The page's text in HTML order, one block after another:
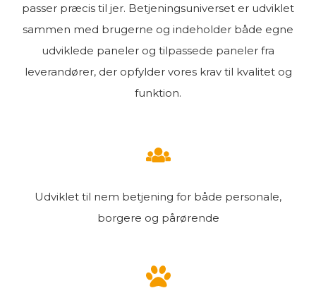
passer præcis til jer. Betjeningsuniverset er udviklet
sammen med brugerne og indeholder både egne
udviklede paneler og tilpassede paneler fra
leverandører, der opfylder vores krav til kvalitet og
funktion.
Udviklet til nem betjening for både personale,
borgere og pårørende